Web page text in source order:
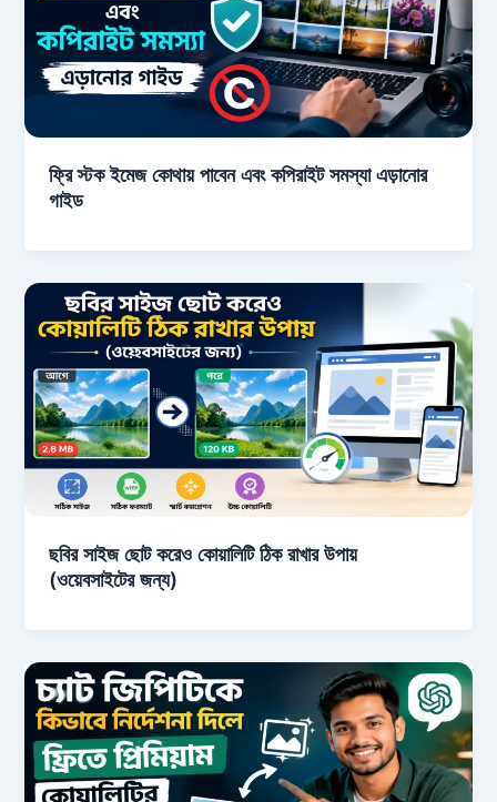
ফ্রি স্টক ইমেজ কোথায় পাবেন এবং কপিরাইট সমস্যা এড়ানোর
গাইড
ছবির সাইজ ছোট করেও কোয়ালিটি ঠিক রাখার উপায়
(ওয়েবসাইটের জন্য)